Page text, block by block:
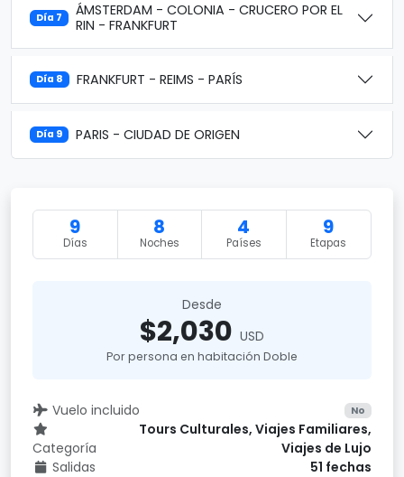
Día 7
ÁMSTERDAM - COLONIA - CRUCERO POR EL
RIN - FRANKFURT
Día 8 FRANKFURT - REIMS - PARÍS
Día 9 PARIS - CIUDAD DE ORIGEN
9
Días
8
Noches
4
Países
9
Etapas
Desde
$2,030 USD
Por persona en habitación Doble
Vuelo incluido No
Categoría
Tours Culturales, Viajes Familiares,
Viajes de Lujo
Salidas
51 fechas